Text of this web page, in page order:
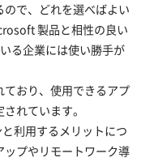
で、どれを選べばよい
製品と相性の良い
る企業には使い勝手が
おり、使用できるアプ
れています。
利用するメリットにつ
プやリモートワーク導